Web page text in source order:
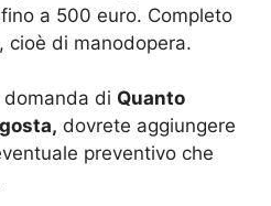
a 500 euro. Completo
cioè di manodopera.
di Quanto
dovrete aggiungere
preventivo che